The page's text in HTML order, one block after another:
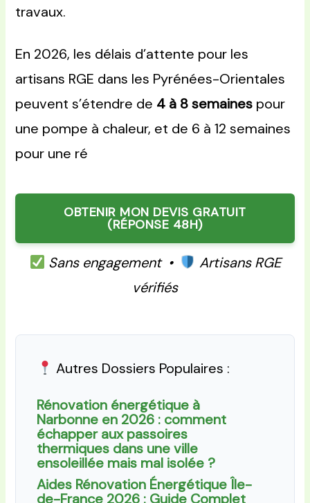
travaux.
En 2026, les délais d’attente pour les
artisans RGE dans les Pyrénées-Orientales
peuvent s’étendre de 4 à 8 semaines pour
une pompe à chaleur, et de 6 à 12 semaines
pour une ré
OBTENIR MON DEVIS GRATUIT
(RÉPONSE 48H)
Sans engagement •
Artisans RGE
vérifiés
Autres Dossiers Populaires :
Rénovation énergétique à
Narbonne en 2026 : comment
échapper aux passoires
thermiques dans une ville
ensoleillée mais mal isolée ?
Aides Rénovation Énergétique Île-
de-France 2026 : Guide Complet